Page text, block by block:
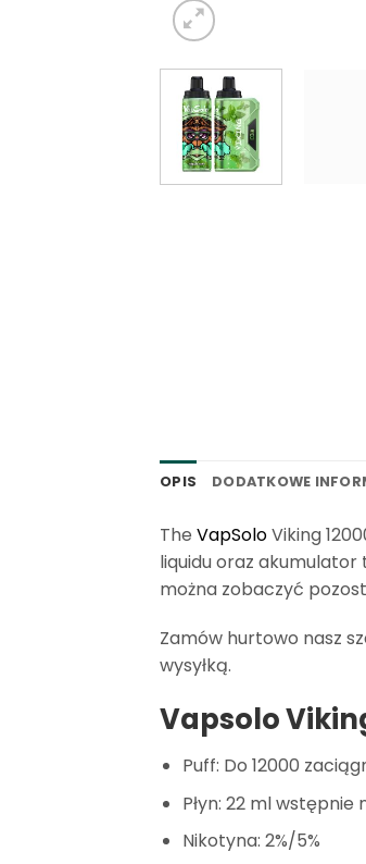
OPIS DODATKOWE
The VapSoloViking
liquidu oraz
można zobaczyć
Zamów hurtowo nasz
wysyłką.
Vapsolo
Puff: Do 12000
Płyn: 22 ml wstępnie
Nikotyna: 2%/5%